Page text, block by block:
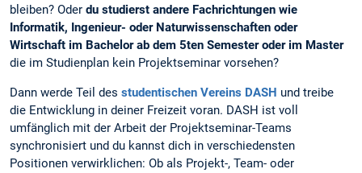
bleiben? Oder du studierst andere Fachrichtungen wie
Informatik, Ingenieur- oder Naturwissenschaften oder
Wirtschaft im Bachelor ab dem 5ten Semester oder im Master
die im Studienplan kein Projektseminar vorsehen?
Dann werde Teil des studentischen Vereins DASH und treibe
die Entwicklung in deiner Freizeit voran. DASH ist voll
umfänglich mit der Arbeit der Projektseminar-Teams
synchronisiert und du kannst dich in verschiedensten
Positionen verwirklichen: Ob als Projekt-, Team- oder